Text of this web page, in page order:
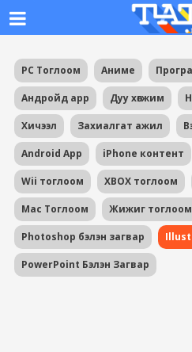
PC Тоглоом Аниме
Андройд app Дуу хөгжим
Хичээл Захиалгат ажил
Android App iPhone контент
Wii тоглоом XBOX тоглоом
Mac Тоглоом Жижиг тоглоом
Photoshop бэлэн загвар
PowerPoint Бэлэн Загвар